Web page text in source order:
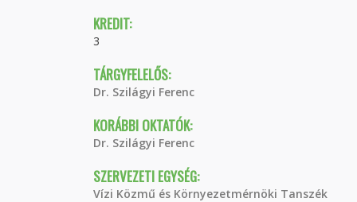
KREDIT:
3
TÁRGYFELELŐS:
Dr. Szilágyi Ferenc
KORÁBBI OKTATÓK:
Dr. Szilágyi Ferenc
SZERVEZETI EGYSÉG:
Vízi Közmű és Környezetmérnöki Tanszék